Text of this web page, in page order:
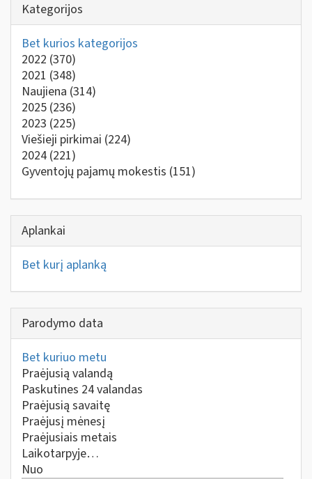
Kategorijos
Bet kurios kategorijos
2022 (370)
2021 (348)
Naujiena (314)
2025 (236)
2023 (225)
Viešieji pirkimai (224)
2024 (221)
Gyventojų pajamų mokestis (151)
Aplankai
Bet kurį aplanką
Parodymo data
Bet kuriuo metu
Praėjusią valandą
Paskutines 24 valandas
Praėjusią savaitę
Praėjusį mėnesį
Praėjusiais metais
Laikotarpyje…
Nuo